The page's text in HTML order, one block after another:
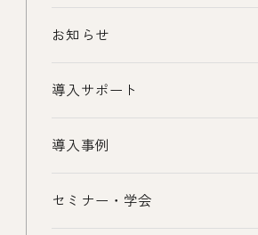
お知らせ
導入サポート
導入事例
セミナー・学会